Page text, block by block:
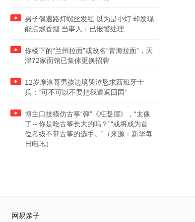
男子偶遇路灯螺丝发红 以为是小灯 却发现
能点燃香烟 当事人：已报警处理
你楼下的“兰州拉面”或改名“青海拉面”，天
津72家面馆已集体更换招牌
12岁摩洛哥男孩边境哭泣恳求西班牙士
兵：“可不可以不要把我遣返回国”
博主口技模仿古筝“弹”《枉凝眉》，“太像
了～你是吃古筝长大的吗？”“或将成为首
位考级不带古筝的选手。”（来源：新华每
日电讯）
网易亲子